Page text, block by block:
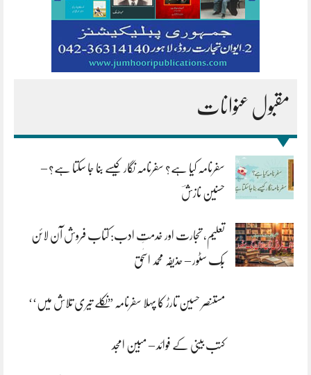
مقبول عنوانات
سفرنامہ کیا ہے؟ سفرنامہ نگار کیسے بنا جا سکتا ہے؟ –
حسنین نازشؔ
تعلیم، تجارت اور خدمتِ ادب: کتاب فروش آن لائن
بُک سٹور – حذیفہ محمد اسحٰق
مستنصر حسین تارڑ کا پہلا سفرنامہ ”نکلے تیری تلاش میں‘‘
کتب بینی کے فوائد – مبین امجد